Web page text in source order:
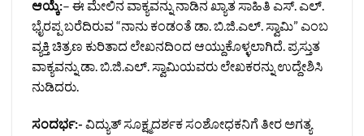
ಆಯ್ಕೆ:– ಈ ಮೇಲಿನ ವಾಕ್ಯವನ್ನು ನಾಡಿನ ಖ್ಯಾತ ಸಾಹಿತಿ ಎಸ್‌. ಎಲ್.‌
ಭೈರಪ್ಪ ಬರೆದಿರುವ “ನಾನು ಕಂಡಂತೆ ಡಾ. ಬಿ.ಜಿ.ಎಲ್.‌ ಸ್ವಾಮಿ” ಎಂಬ
ವ್ಯಕ್ತಿ ಚಿತ್ರಣ ಕುರಿತಾದ ಲೇಖನದಿಂದ ಆಯ್ದುಕೊಳ್ಳಲಾಗಿದೆ. ಪ್ರಸ್ತುತ
ವಾಕ್ಯವನ್ನು ಡಾ. ಬಿ.ಜಿ.ಎಲ್.‌ ಸ್ವಾಮಿಯವರು ಲೇಖಕರನ್ನು ಉದ್ದೇಶಿಸಿ
ನುಡಿದರು.
ಸಂದರ್ಭ:- ವಿದ್ಯುತ್‌ ಸೂಕ್ಷ್ಮದರ್ಶಕ ಸಂಶೋಧಕನಿಗೆ ತೀರ ಅಗತ್ಯ